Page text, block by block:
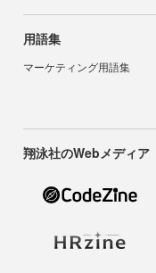
用語集
マーケティング用語集
翔泳社のWebメディア